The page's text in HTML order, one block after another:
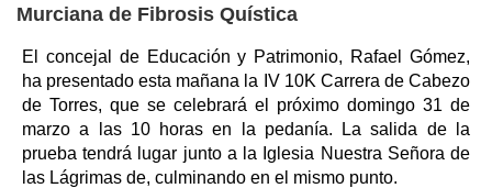
Murciana de Fibrosis Quística
El concejal de Educación y Patrimonio, Rafael Gómez,
ha presentado esta mañana la IV 10K Carrera de Cabezo
de Torres, que se celebrará el próximo domingo 31 de
marzo a las 10 horas en la pedanía. La salida de la
prueba tendrá lugar junto a la Iglesia Nuestra Señora de
las Lágrimas de, culminando en el mismo punto.